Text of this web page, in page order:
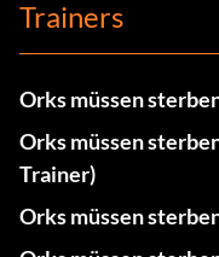
Trainers
Orks müssen
Orks müssen
Trainer)
Orks müssen